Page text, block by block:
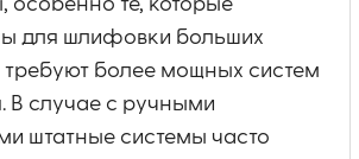
те, которые
для шлифовки больших
требуют более мощных систем
В случае с ручными
штатные системы часто